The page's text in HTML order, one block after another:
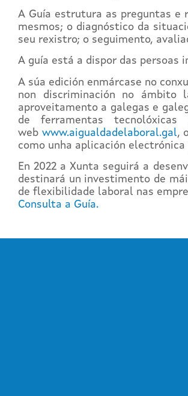
A Guía estrutura as preguntas e
mesmos; o diagnóstico da
seu rexistro; o seguimento,
A guía está a dispor das persoas
A súa edición enmárcase no
non discriminación no ámbito
aproveitamento a galegas e
de ferramentas
web www.aigualdadelaboral.gal,
como unha aplicación
En 2022 a Xunta seguirá a
destinará un investimento de
de flexibilidade laboral nas
Consulta a Guía.